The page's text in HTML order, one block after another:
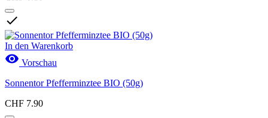

In den Warenkorb
 Vorschau
Sonnentor Pfefferminztee BIO (50g)
CHF 7.90